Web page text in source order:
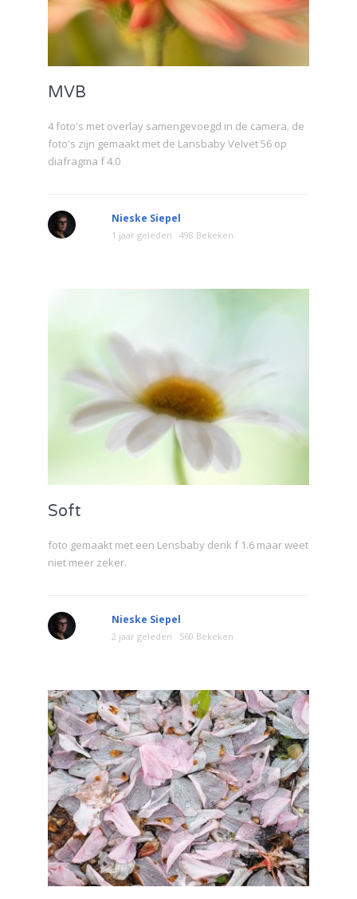
MVB
4 foto's met overlay samengevoegd in de camera. de
foto's zijn gemaakt met de Lansbaby Velvet 56 op
diafragma f 4.0
Nieske Siepel
1 jaar geleden 498 Bekeken
Soft
foto gemaakt met een Lensbaby denk f 1.6 maar weet
niet meer zeker.
Nieske Siepel
2 jaar geleden 560 Bekeken